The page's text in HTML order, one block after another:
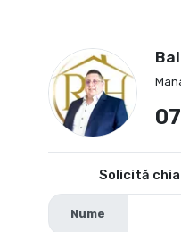
Solicită
Nume